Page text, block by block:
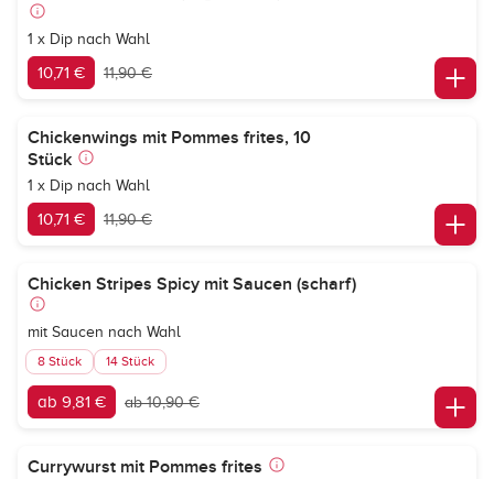
1 x Dip nach Wahl
10,71 € 11,90 €
Chickenwings mit Pommes frites, 10
Stück
1 x Dip nach Wahl
10,71 € 11,90 €
Chicken Stripes Spicy mit Saucen (scharf)
mit Saucen nach Wahl
8 Stück 14 Stück
ab 9,81 € ab 10,90 €
Currywurst mit Pommes frites